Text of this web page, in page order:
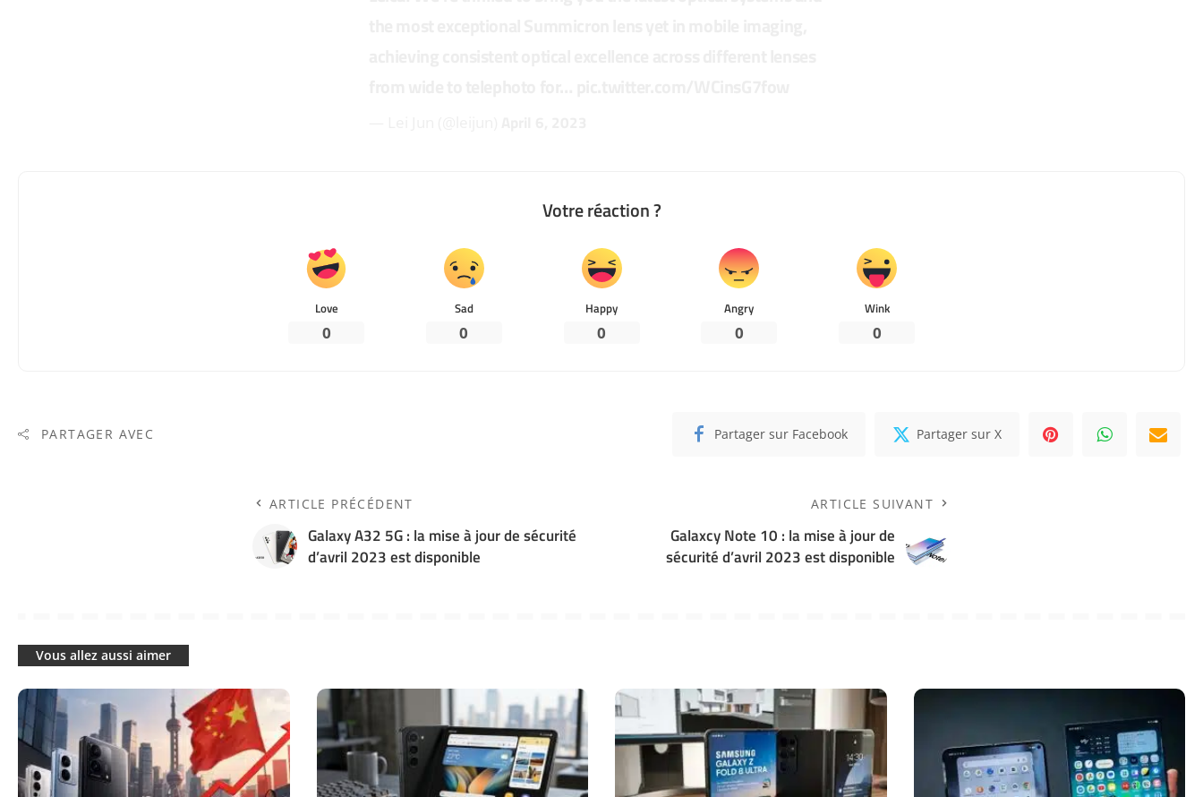
Votre réaction ?
Love
0
Sad
0
Happy
0
Angry
0
Wink
0
PARTAGER AVEC Partager sur Facebook Partager sur X
ARTICLE PRÉCÉDENT
Galaxy A32 5G : la mise à jour de sécurité
d’avril 2023 est disponible
ARTICLE SUIVANT
Galaxcy Note 10 : la mise à jour de
sécurité d’avril 2023 est disponible
Vous allez aussi aimer